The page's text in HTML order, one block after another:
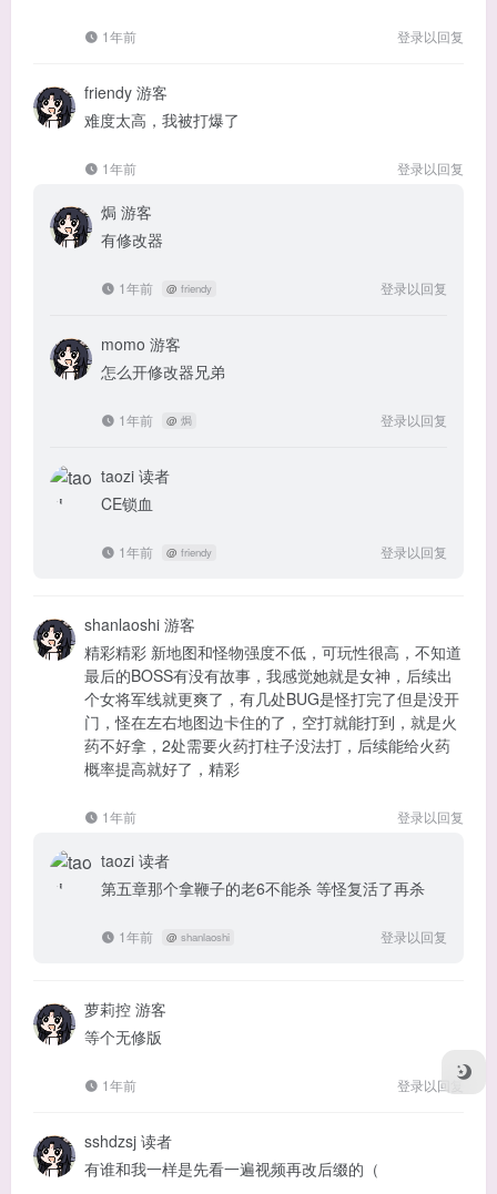
1年前 登录以回复
friendy 游客
难度太高，我被打爆了
1年前 登录以回复
焗 游客
有修改器
1年前 @ friendy 登录以回复
momo 游客
怎么开修改器兄弟
1年前 @ 焗 登录以回复
taozi 读者
CE锁血
1年前 @ friendy 登录以回复
shanlaoshi 游客
精彩精彩 新地图和怪物强度不低，可玩性很高，不知道
最后的BOSS有没有故事，我感觉她就是女神，后续出
个女将军线就更爽了，有几处BUG是怪打完了但是没开
门，怪在左右地图边卡住的了，空打就能打到，就是火
药不好拿，2处需要火药打柱子没法打，后续能给火药
概率提高就好了，精彩
1年前 登录以回复
taozi 读者
第五章那个拿鞭子的老6不能杀 等怪复活了再杀
1年前 @ shanlaoshi 登录以回复
萝莉控 游客
等个无修版
1年前 登录以回复
sshdzsj 读者
有谁和我一样是先看一遍视频再改后缀的（